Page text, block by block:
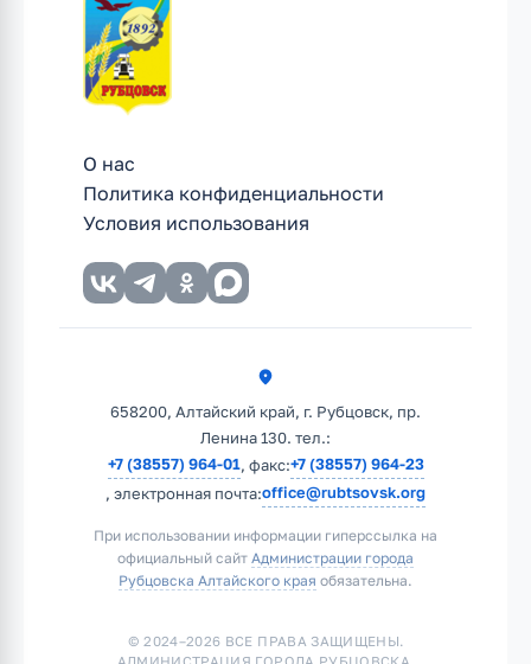
О нас
Политика конфиденциальности
Условия использования
658200, Алтайский край, г. Рубцовск, пр.
Ленина 130. тел.:
+7 (38557) 964-01, факс:+7 (38557) 964-23
, электронная почта:office@rubtsovsk.org
При использовании информации гиперссылка на
официальный сайт Администрации города
Рубцовска Алтайского края обязательна.
© 2024–2026 ВСЕ ПРАВА ЗАЩИЩЕНЫ.